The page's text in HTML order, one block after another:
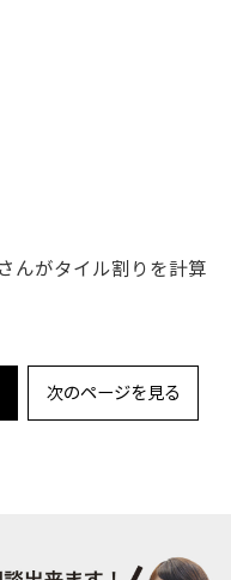
んがタイル割りを計算
次のページを見る